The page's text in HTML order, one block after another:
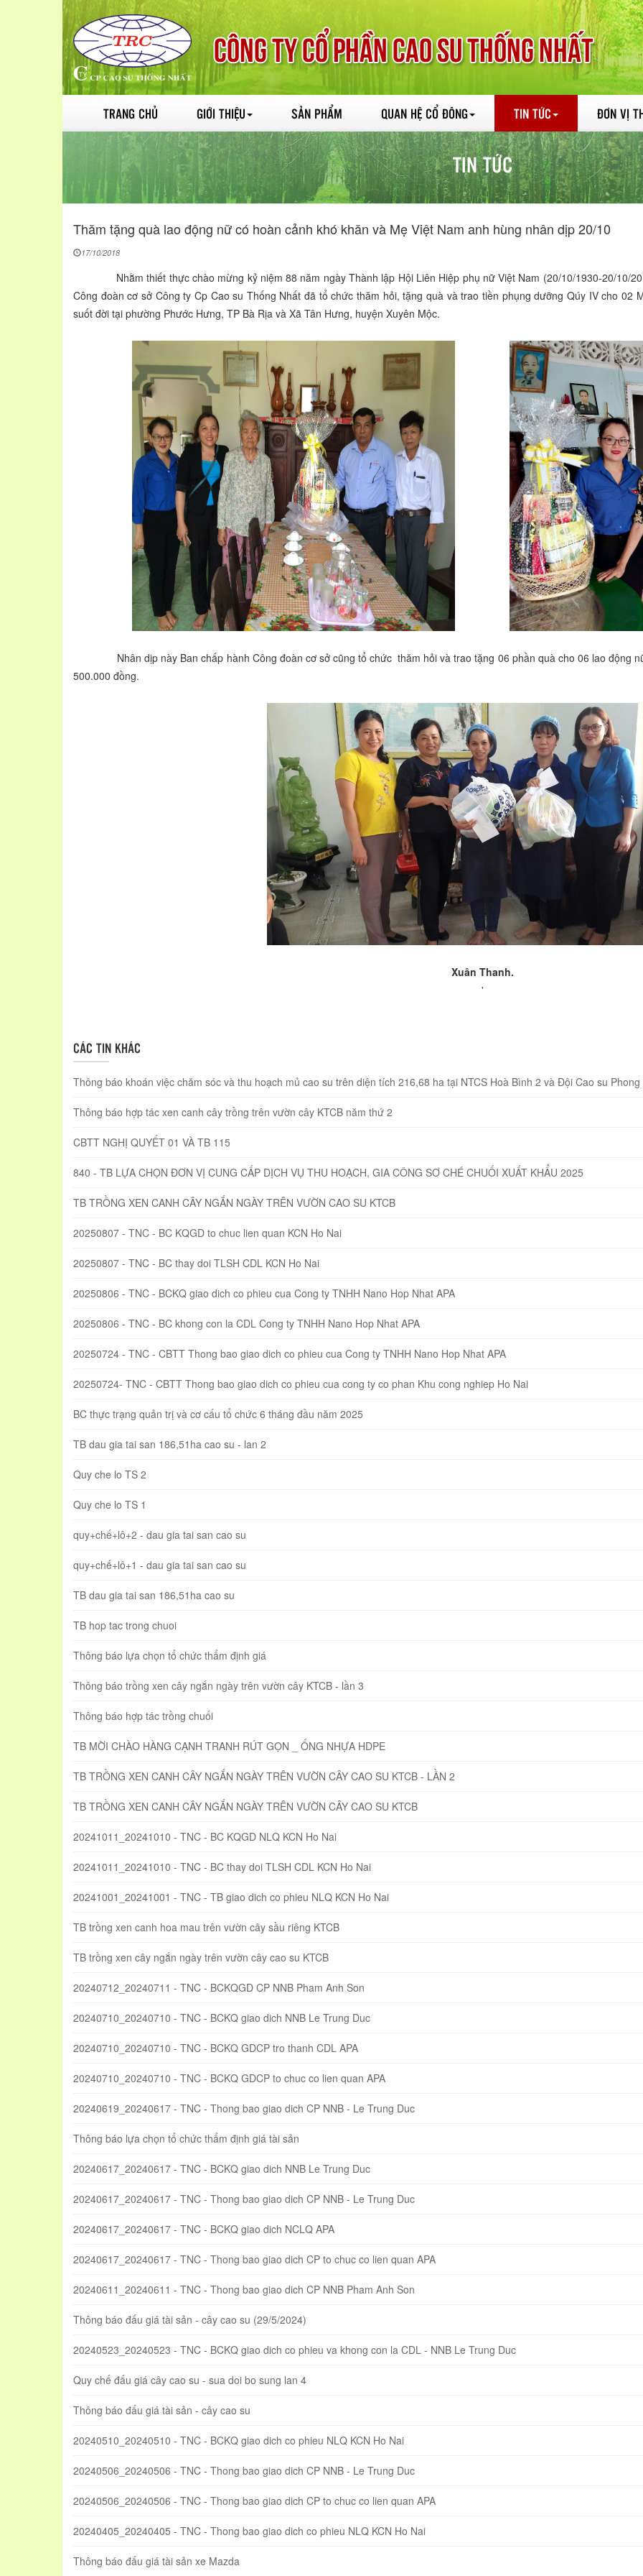
TRANG CHỦ GIỚI THIỆU SẢN PHẨM QUAN HỆ CỔ ĐÔNG TIN TỨC ĐƠN VỊ
TIN TỨC
Thăm tặng quà lao động nữ có hoàn cảnh khó khăn và Mẹ Việt Nam anh hùng nhân dịp 20/10
17/10/2018
Nhằm thiết thực chào mừng kỷ niệm 88 năm ngày Thành lập Hội Liên Hiệp phụ nữ Việt Nam (20/10/1930-20/10/
Công đoàn cơ sở Công ty Cp Cao su Thống Nhất đã tổ chức thăm hỏi, tặng quà và trao tiền phụng dưỡng Qúy IV cho 02
suốt đời tại phường Phước Hưng, TP Bà Rịa và Xã Tân Hưng, huyện Xuyên Mộc.
Nhân dịp này Ban chấp hành Công đoàn cơ sở cũng tổ chức thăm hỏi và trao tặng 06 phần quà cho 06 lao động nữ
500.000 đồng.
Xuân Thanh.
'
CÁC TIN KHÁC
Thông báo khoán việc chăm sóc và thu hoạch mủ cao su trên diện tích 216,68 ha tại NTCS Hoà Bình 2 và Đội Cao su Phong
Thông báo hợp tác xen canh cây trồng trên vườn cây KTCB năm thứ 2
CBTT NGHỊ QUYẾT 01 VÀ TB 115
840 - TB LỰA CHỌN ĐƠN VỊ CUNG CẤP DỊCH VỤ THU HOẠCH, GIA CÔNG SƠ CHÉ CHUỐI XUẤT KHẨU 2025
TB TRỒNG XEN CANH CÂY NGẮN NGÀY TRÊN VƯỜN CAO SU KTCB
20250807 - TNC - BC KQGD to chuc lien quan KCN Ho Nai
20250807 - TNC - BC thay doi TLSH CDL KCN Ho Nai
20250806 - TNC - BCKQ giao dich co phieu cua Cong ty TNHH Nano Hop Nhat APA
20250806 - TNC - BC khong con la CDL Cong ty TNHH Nano Hop Nhat APA
20250724 - TNC - CBTT Thong bao giao dich co phieu cua Cong ty TNHH Nano Hop Nhat APA
20250724- TNC - CBTT Thong bao giao dich co phieu cua cong ty co phan Khu cong nghiep Ho Nai
BC thực trạng quản trị và cơ cấu tổ chức 6 tháng đầu năm 2025
TB dau gia tai san 186,51ha cao su - lan 2
Quy che lo TS 2
Quy che lo TS 1
quy+chế+lô+2 - dau gia tai san cao su
quy+chế+lô+1 - dau gia tai san cao su
TB dau gia tai san 186,51ha cao su
TB hop tac trong chuoi
Thông báo lựa chọn tổ chức thẩm định giá
Thông báo trồng xen cây ngắn ngày trên vườn cây KTCB - lần 3
Thông báo hợp tác trồng chuối
TB MỜI CHÀO HÀNG CẠNH TRANH RÚT GỌN _ ỐNG NHỰA HDPE
TB TRỒNG XEN CANH CÂY NGẮN NGÀY TRÊN VƯỜN CÂY CAO SU KTCB - LẦN 2
TB TRỒNG XEN CANH CÂY NGẮN NGÀY TRÊN VƯỜN CÂY CAO SU KTCB
20241011_20241010 - TNC - BC KQGD NLQ KCN Ho Nai
20241011_20241010 - TNC - BC thay doi TLSH CDL KCN Ho Nai
20241001_20241001 - TNC - TB giao dich co phieu NLQ KCN Ho Nai
TB trồng xen canh hoa mau trên vườn cây sầu riêng KTCB
TB trồng xen cây ngắn ngày trên vườn cây cao su KTCB
20240712_20240711 - TNC - BCKQGD CP NNB Pham Anh Son
20240710_20240710 - TNC - BCKQ giao dich NNB Le Trung Duc
20240710_20240710 - TNC - BCKQ GDCP tro thanh CDL APA
20240710_20240710 - TNC - BCKQ GDCP to chuc co lien quan APA
20240619_20240617 - TNC - Thong bao giao dich CP NNB - Le Trung Duc
Thông báo lựa chọn tổ chức thẩm định giá tài sản
20240617_20240617 - TNC - BCKQ giao dich NNB Le Trung Duc
20240617_20240617 - TNC - Thong bao giao dich CP NNB - Le Trung Duc
20240617_20240617 - TNC - BCKQ giao dich NCLQ APA
20240617_20240617 - TNC - Thong bao giao dich CP to chuc co lien quan APA
20240611_20240611 - TNC - Thong bao giao dich CP NNB Pham Anh Son
Thông báo đấu giá tài sản - cây cao su (29/5/2024)
20240523_20240523 - TNC - BCKQ giao dich co phieu va khong con la CDL - NNB Le Trung Duc
Quy chế đấu giá cây cao su - sua doi bo sung lan 4
Thông báo đấu giá tài sản - cây cao su
20240510_20240510 - TNC - BCKQ giao dich co phieu NLQ KCN Ho Nai
20240506_20240506 - TNC - Thong bao giao dich CP NNB - Le Trung Duc
20240506_20240506 - TNC - Thong bao giao dich CP to chuc co lien quan APA
20240405_20240405 - TNC - Thong bao giao dich co phieu NLQ KCN Ho Nai
Thông báo đấu giá tài sản xe Mazda